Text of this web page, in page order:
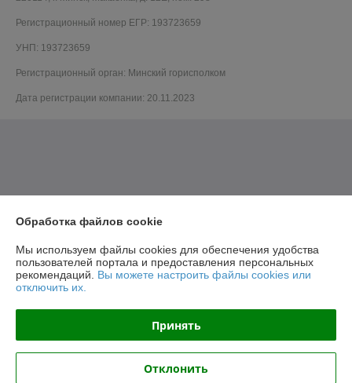
Регистрационный номер ЕГР: 193723659
УНП: 193723659
Регистрационный орган: Минский горисполком
Дата регистрации компании: 20.11.2023
Обработка файлов cookie
Мы используем файлы cookies для обеспечения удобства
пользователей портала и предоставления персональных
рекомендаций. Вы можете настроить файлы cookies или
отключить их.
Принять
Отклонить